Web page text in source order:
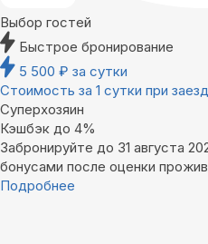
Выбор гостей
Быстрое бронирование
5 500 ₽ за сутки
Стоимость за 1 сутки при
Суперхозяин
Кэшбэк до 4%
Забронируйте до 31 августа
бонусами после оценки
Подробнее